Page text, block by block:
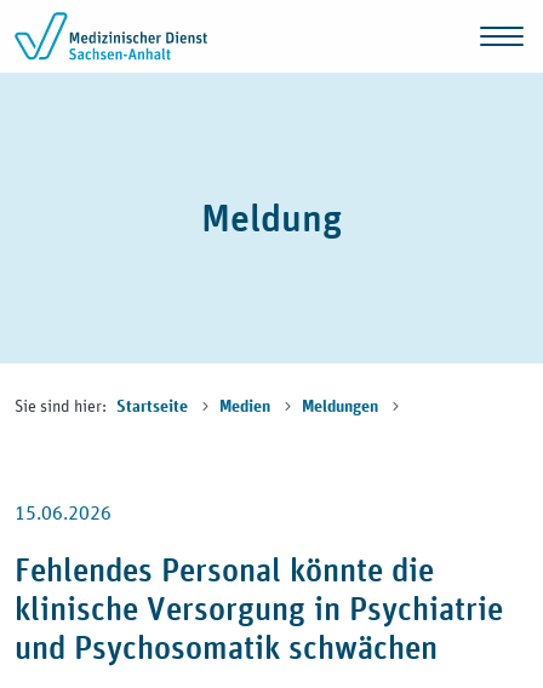
Zum Inhalt springen
Meldung
Sie sind hier: Startseite Medien Meldungen
15.06.2026
Fehlendes Personal könnte die
klinische Versorgung in Psychiatrie
und Psychosomatik schwächen